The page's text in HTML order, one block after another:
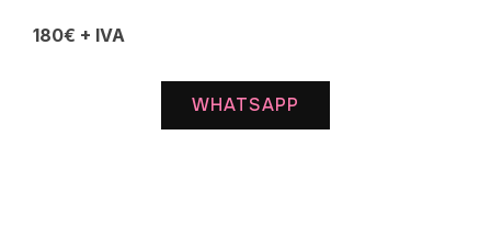
180€ + IVA
WHATSAPP